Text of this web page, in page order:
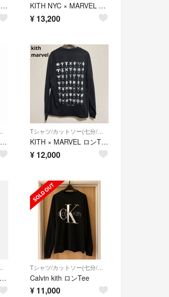
Kith for On Core Long Sleeve Tee White オン キス コラボ ランニング スポーツ ジム KITH NYC × MARVEL X-MEN JUGGERNAUT VINTAGE TEE BLACK サイズＭ KHM031441
¥ 13,200
KITH 長袖トレーナーLAX T-shirt in Cotton-jersey
Tシャツ/カットソー(七分/長袖)
KITH × MARVEL ロンT スパイダーマン コラボ 歴代ロゴ 60周年
¥ 12,000
KITH × Cheerios Vintage Box Logo Ls Tee
Tシャツ/カットソー(七分/長袖)
Calvin kith ロンTee
¥ 11,000